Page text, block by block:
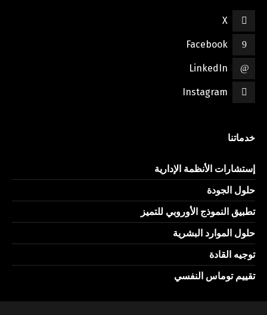
X
Facebook
LinkedIn
Instagram
خدماتنا
إستشارات الأنظمة الإدارية
حلول الجودة
تطبيق النموذج الأوروبي للتميز
حلول الموارد البشرية
توجيه القادة
تقييم توماس النفسي